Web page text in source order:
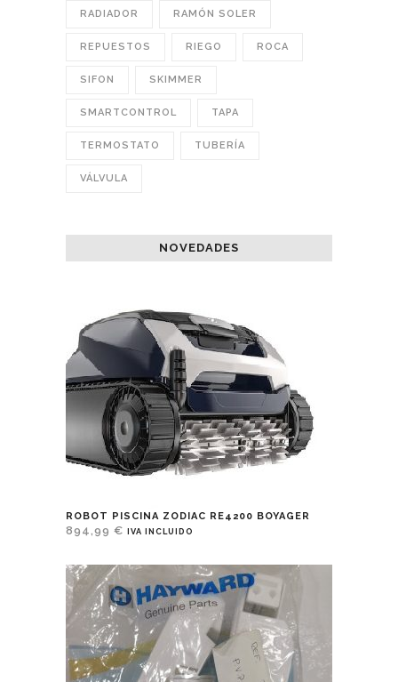
RADIADOR RAMÓN SOLER
REPUESTOS RIEGO ROCA
SIFON SKIMMER
SMARTCONTROL TAPA
TERMOSTATO TUBERÍA
VÁLVULA
NOVEDADES
ROBOT PISCINA ZODIAC RE4200 BOYAGER
894,99 € IVA INCLUIDO